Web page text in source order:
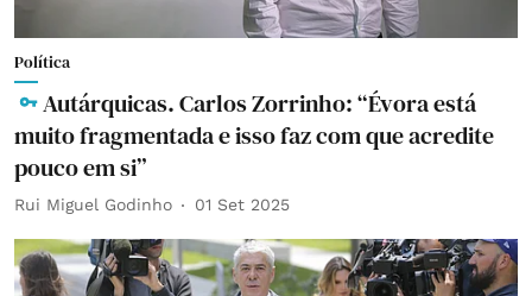
Política
Autárquicas. Carlos Zorrinho: “Évora está
muito fragmentada e isso faz com que acredite
pouco em si”
Rui Miguel Godinho 01 Set 2025